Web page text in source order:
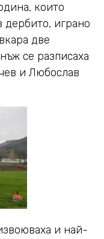
които
дербито, играно
две
се разписаха
и Любослав
и най-